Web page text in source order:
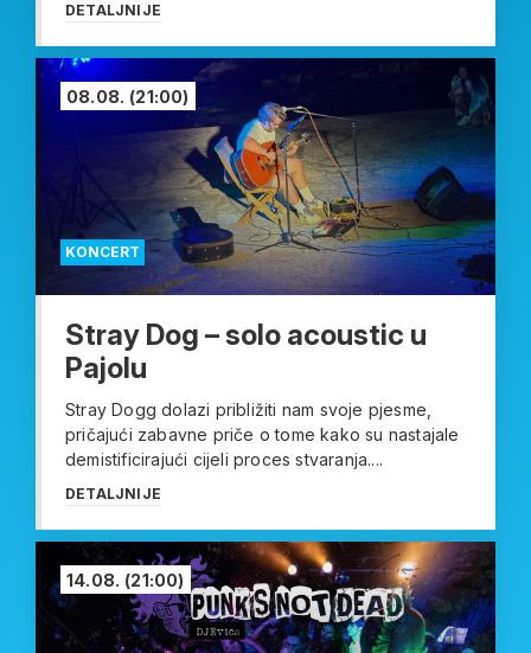
DETALJNIJE
KONCERT
08.08. (21:00)
Stray Dog – solo acoustic u
Pajolu
Stray Dogg dolazi približiti nam svoje pjesme,
pričajući zabavne priče o tome kako su nastajale
demistificirajući cijeli proces stvaranja....
DETALJNIJE
14.08. (21:00)